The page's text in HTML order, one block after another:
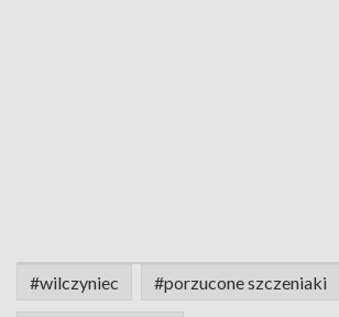
#wilczyniec #porzucone szczeniaki